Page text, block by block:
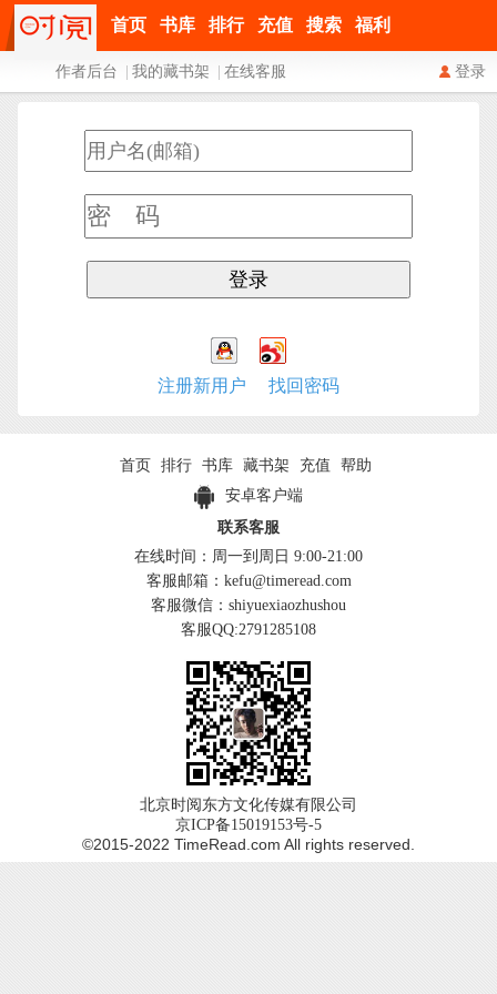
首页 书库 排行 充值 搜索 福利
登录
作者后台 我的藏书架 在线客服
注册新用户 找回密码
首页 排行 书库 藏书架 充值
帮助
安卓客户端
联系客服
在线时间：周一到周日 9:00-21:00
客服邮箱：kefu@timeread.com
客服微信：shiyuexiaozhushou
客服QQ:2791285108
北京时阅东方文化传媒有限公司
京ICP备15019153号-5
©2015-2022 TimeRead.com All rights reserved.